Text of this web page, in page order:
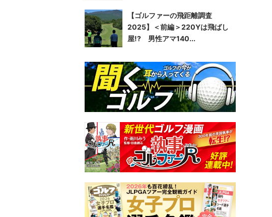
【ゴルファーの飛距離調査
2025】＜前編＞220Yは飛ばし
屋!? 男性アマ140...